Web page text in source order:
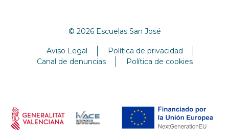
© 2026 Escuelas San José
Aviso Legal
Política de privacidad
Canal de denuncias
Política de cookies